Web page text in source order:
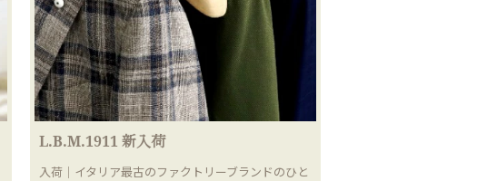
L.B.M.1911 新入荷
入荷｜イタリア最古のファクトリーブランドのひと